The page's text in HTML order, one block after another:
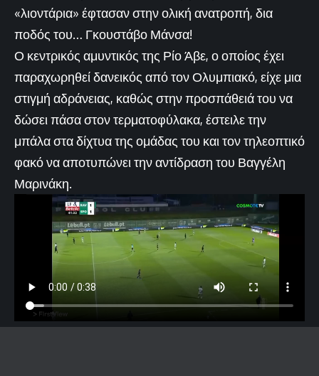
«λιοντάρια» έφτασαν στην ολική ανατροπή, δια
ποδός του… Γκουστάβο Μάνσα!
Ο κεντρικός αμυντικός της Ρίο Άβε, ο οποίος έχει
παραχωρηθεί δανεικός από τον Ολυμπιακό, είχε μια
στιγμή αδράνειας, καθώς στην προσπάθειά του να
δώσει πάσα στον τερματοφύλακα, έστειλε την
μπάλα στα δίχτυα της ομάδας του και τον τηλεοπτικό
φακό να αποτυπώνει την αντίδραση του Βαγγέλη
Μαρινάκη.